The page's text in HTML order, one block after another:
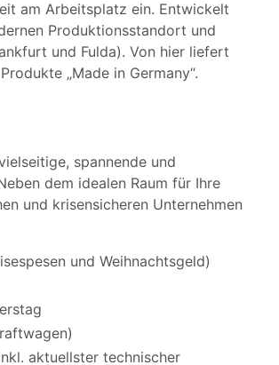
am Arbeitsplatz ein. Entwickelt
Produktionsstandort und
und Fulda). Von hier liefert
„Made in Germany“.
spannende und
dem idealen Raum für Ihre
und krisensicheren Unternehmen
und Weihnachtsgeld)
aktuellster technischer